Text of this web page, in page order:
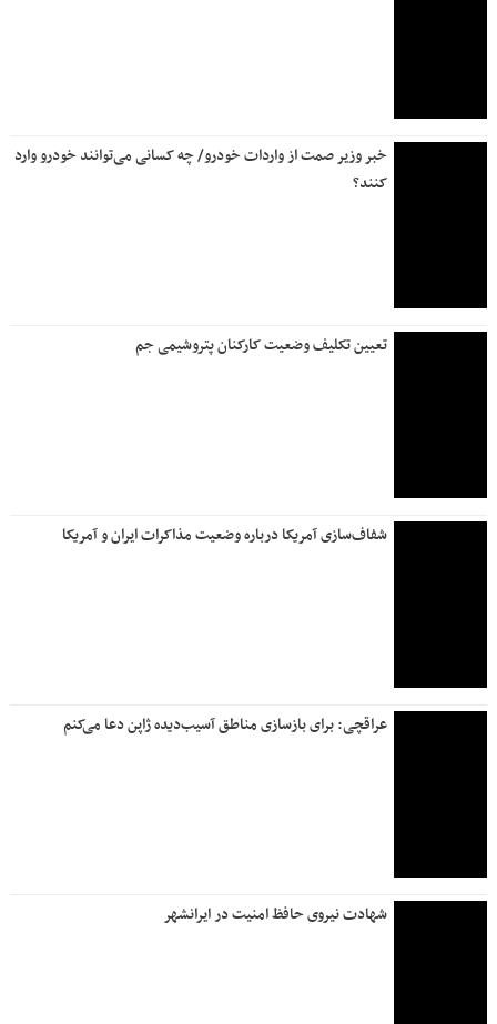
خبر وزیر صمت از واردات خودرو/ چه کسانی می‌توانند خودرو وارد
کنند؟
تعیین تکلیف وضعیت کارکنان پتروشیمی جم
شفاف‌سازی آمریکا درباره وضعیت مذاکرات ایران و آمریکا
عراقچی: برای بازسازی مناطق آسیب‌دیده ژاپن دعا می‌کنم
شهادت نیروی حافظ امنیت در ایرانشهر